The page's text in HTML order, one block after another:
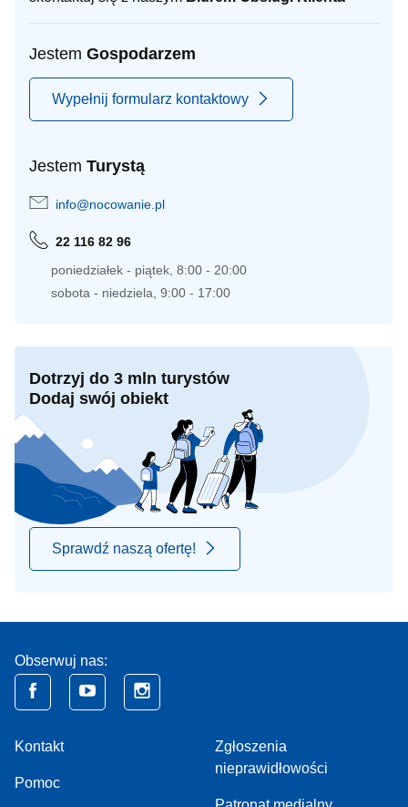
Jestem Gospodarzem
Wypełnij formularz kontaktowy
Jestem Turystą
info@nocowanie.pl
22 116 82 96
poniedziałek - piątek, 8:00 - 20:00
sobota - niedziela, 9:00 - 17:00
Dotrzyj do 3 mln turystów
Dodaj swój obiekt
Sprawdź naszą ofertę!
Obserwuj nas:
Kontakt
Pomoc
Zgłoszenia
nieprawidłowości